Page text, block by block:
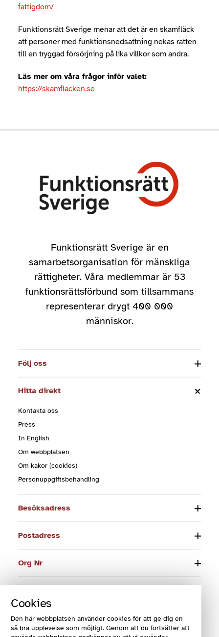
Cookies
Den här webbplatsen använder cookies för att ge dig en
så bra upplevelse som möjligt. Genom att du fortsätter att
fattigdom/
Funktionsrätt Sverige menar att det är en skamfläck
att personer med funktionsnedsättning nekas rätten
till en tryggad försörjning på lika villkor som andra.
Läs mer om våra frågor inför valet:
https://skamfläcken.se
Funktionsrätt Sverige är en
samarbetsorganisation för mänskliga
rättigheter. Våra medlemmar är 53
funktionsrättsförbund som tillsammans
representerar drygt 400 000
människor.
Följ oss
Hitta direkt
Kontakta oss
Press
In English
Om webbplatsen
Om kakor (cookies)
Personuppgiftsbehandling
Besöksadress
Postadress
Org Nr
E-post